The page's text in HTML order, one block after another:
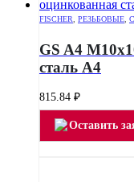
FISCHER РЕЗЬБОВЫЕ
GS A4
сталь А4
815.84 ₽
Оставить